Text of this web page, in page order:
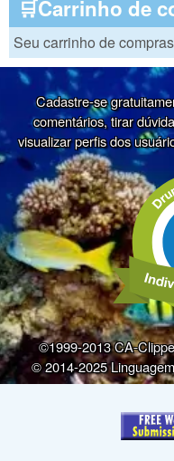
🛒Carrinho de
Seu carrinho de
Cadastre-se
comentários, tirar
visualizar perfis dos
©1999-2013 CA-
© 2014-2025